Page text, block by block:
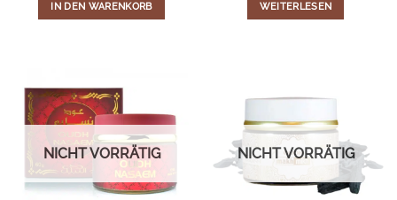
IN DEN WARENKORB WEITERLESEN
NICHT VORRÄTIG NICHT VORRÄTIG